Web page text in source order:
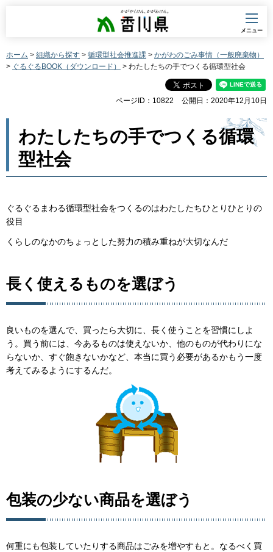
香川県
メニュー
ホーム > 組織から探す > 循環型社会推進課 > かがわのごみ事情（一般廃棄物）
> ぐるぐるBOOK（ダウンロード） > わたしたちの手でつくる循環型社会
ページID：10822 公開日：2020年12月10日
わたしたちの手でつくる循環
型社会
ぐるぐるまわる循環型社会をつくるのはわたしたちひとりひとりの
役目
くらしのなかのちょっとした努力の積み重ねが大切なんだ
長く使えるものを選ぼう
良いものを選んで、買ったら大切に、長く使うことを習慣にしよ
う。買う前には、今あるものは使えないか、他のものが代わりにな
らないか、すぐ飽きないかなど、本当に買う必要があるかもう一度
考えてみるようにするんだ。
包装の少ない商品を選ぼう
何重にも包装していたりする商品はごみを増やすもと。なるべく買